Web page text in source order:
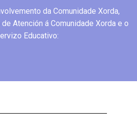
da Comunidade Xorda,
Atención á Comunidade Xorda e o
Educativo: